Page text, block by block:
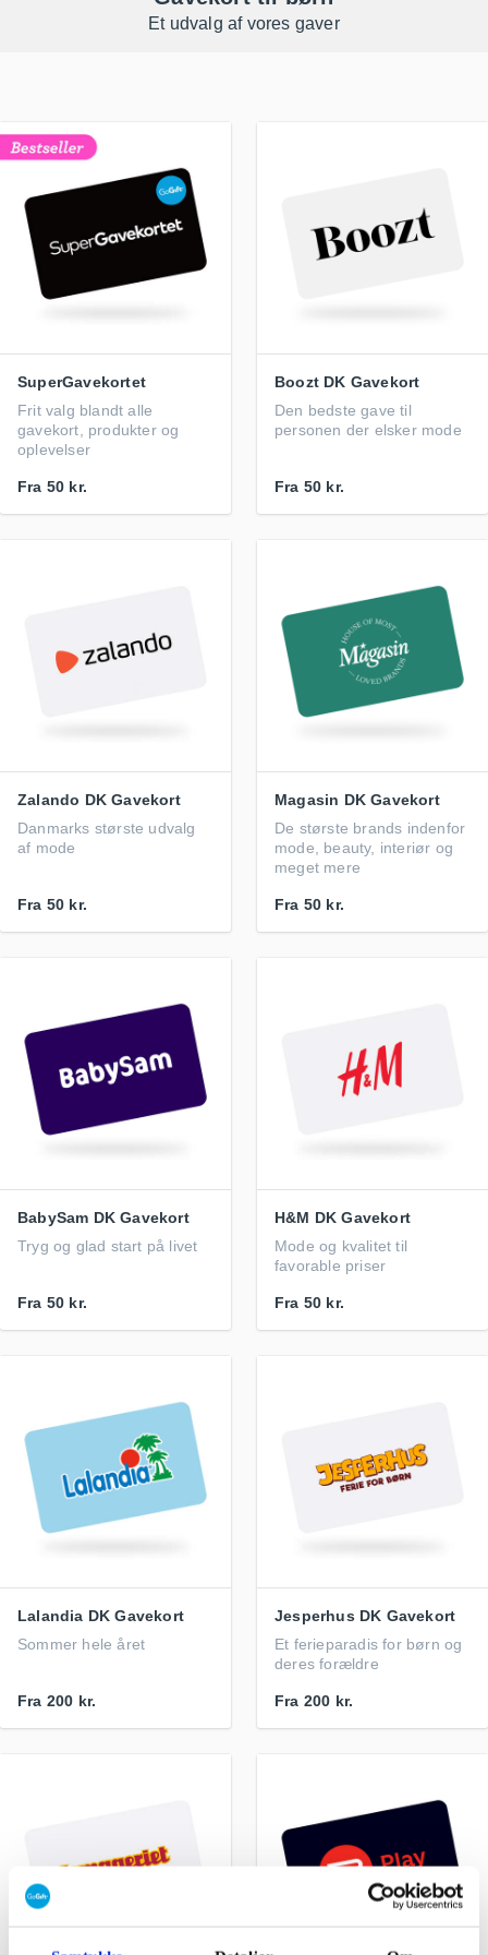
Et udvalg af vores gaver
SuperGavekortet
Frit valg blandt alle
gavekort, produkter og
oplevelser
Fra 50 kr.
Boozt DK Gavekort
Den bedste gave til
personen der elsker mode
Fra 50 kr.
Zalando DK Gavekort
Danmarks største udvalg
af mode
Fra 50 kr.
Magasin DK Gavekort
De største brands indenfor
mode, beauty, interiør og
meget mere
Fra 50 kr.
BabySam DK Gavekort
Tryg og glad start på livet
Fra 50 kr.
H&M DK Gavekort
Mode og kvalitet til
favorable priser
Fra 50 kr.
Lalandia DK Gavekort
Sommer hele året
Fra 200 kr.
Jesperhus DK Gavekort
Et ferieparadis for børn og
deres forældre
Fra 200 kr.